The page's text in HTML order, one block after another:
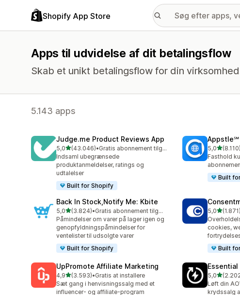
Shopify App Store
Apps til udvidelse af dit betalingsflow
Skab et unikt betalingsflow for din
5.143 apps
Judge.me Product Reviews App
5,0ud af 5 stjerner
(43.046)
43046 anmeldelser i alt
•
Gratis abonnement tilgængeligt
Indsaml ubegrænsede
produktanmeldelser, ratings og
udtalelser
Built for Shopify
Appstle℠
5,0ud af 5
(8.110)
8110
Fasthold
Built
Back In Stock,Notify Me: Kbite
5,0ud af 5 stjerner
(3.824)
3824 anmeldelser i alt
•
Gratis abonnement tilgængeligt
Påmindelser om varer på lager igen og
genopfyldningspåmindelser for
ventelister til udsolgte varer
Built for Shopify
5,0ud af 5
(1.871)
1871
cookies,
Built
UpPromote Affiliate Marketing
4,9ud af 5 stjerner
(3.593)
3593 anmeldelser i alt
•Gratis at installere
Sæt gang i henvisningssalg med et
influencer- og affiliate-program
Essential
5,0ud af 5
2202
Løft din
krydssalg